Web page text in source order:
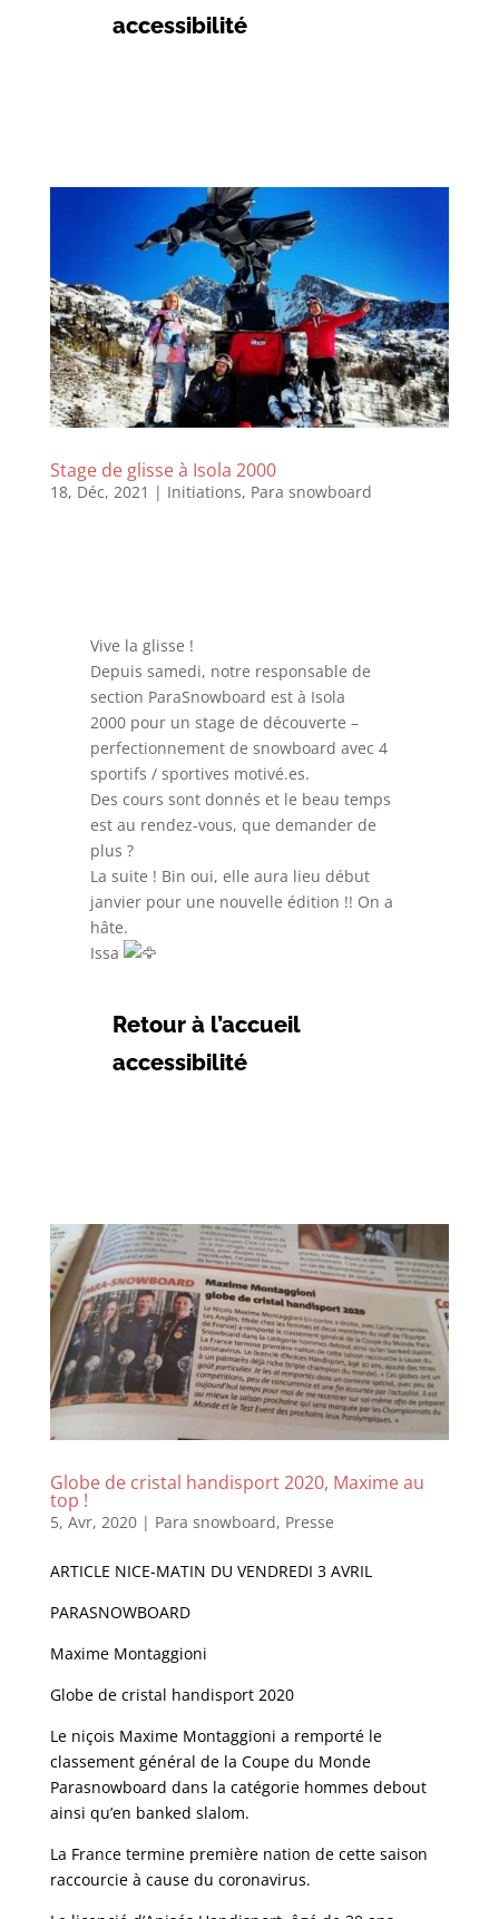
accessibilité
Stage de glisse à Isola 2000
18, Déc, 2021 | Initiations, Para snowboard
Vive la glisse !
Depuis samedi, notre responsable de
section ParaSnowboard est à Isola
2000 pour un stage de découverte –
perfectionnement de snowboard avec 4
sportifs / sportives motivé.es.
Des cours sont donnés et le beau temps
est au rendez-vous, que demander de
plus ?
La suite ! Bin oui, elle aura lieu début
janvier pour une nouvelle édition !! On a
hâte.
Issa
Retour à l’accueil
accessibilité
Globe de cristal handisport 2020, Maxime au
top !
5, Avr, 2020| Para snowboard, Presse
ARTICLE NICE-MATIN DU VENDREDI 3 AVRIL
PARASNOWBOARD
Maxime Montaggioni
Globe de cristal handisport 2020
Le niçois Maxime Montaggioni a remporté le
classement général de la Coupe du Monde
Parasnowboard dans la catégorie hommes debout
ainsi qu’en banked slalom.
La France termine première nation de cette saison
raccourcie à cause du coronavirus.